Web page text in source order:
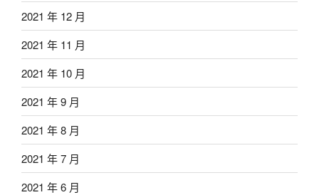
2021 年 12 月
2021 年 11 月
2021 年 10 月
2021 年 9 月
2021 年 8 月
2021 年 7 月
2021 年 6 月